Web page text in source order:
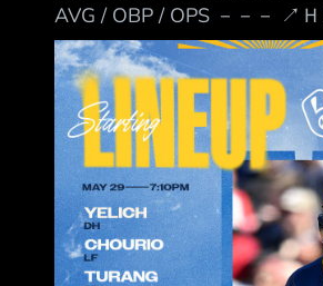
AVG / OBP / OPS －－－ ↗
Yelich (L) DH .280 / .337 /
Jackson Chourio (R) LF .267
Ｒ 3. Brice Turang (L) 2B
７ＨＲ 4. William Contreras
/ .780 ４ＨＲ 5.